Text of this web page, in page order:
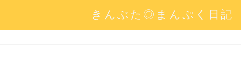
きんぶた◎まんぷく日記